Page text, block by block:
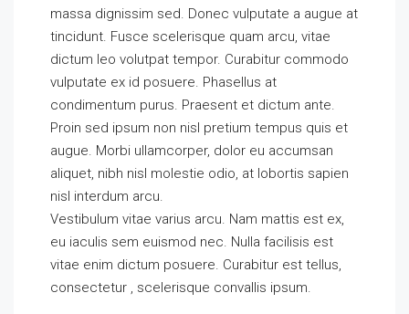
massa dignissim sed. Donec vulputate a augue at
tincidunt. Fusce scelerisque quam arcu, vitae
dictum leo volutpat tempor. Curabitur commodo
vulputate ex id posuere. Phasellus at
condimentum purus. Praesent et dictum ante.
Proin sed ipsum non nisl pretium tempus quis et
augue. Morbi ullamcorper, dolor eu accumsan
aliquet, nibh nisl molestie odio, at lobortis sapien
nisl interdum arcu.
Vestibulum vitae varius arcu. Nam mattis est ex,
eu iaculis sem euismod nec. Nulla facilisis est
vitae enim dictum posuere. Curabitur est tellus,
consectetur , scelerisque convallis ipsum.